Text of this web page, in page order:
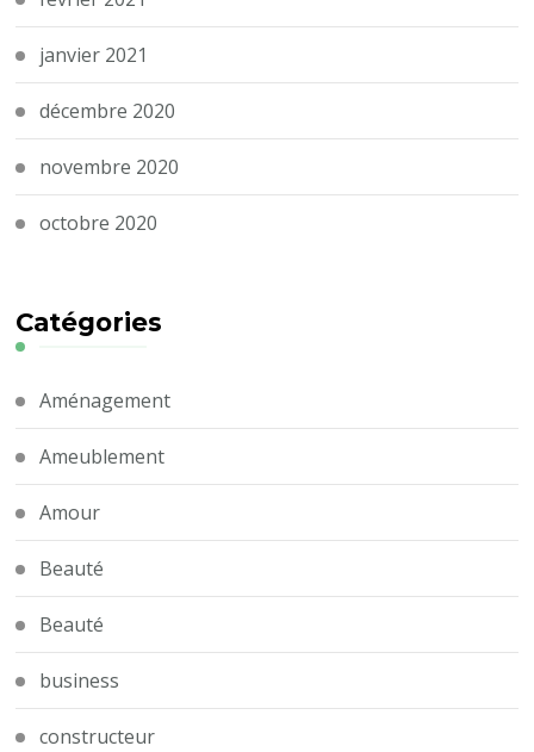
janvier 2021
décembre 2020
novembre 2020
octobre 2020
Catégories
Aménagement
Ameublement
Amour
Beauté
Beauté
business
constructeur